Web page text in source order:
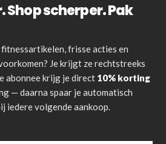
scherper. Pak
frisse acties en
Je krijgt ze rechtstreeks
abonnee krijg je direct 10% korting
— daarna spaar je automatisch
iedere volgende aankoop.